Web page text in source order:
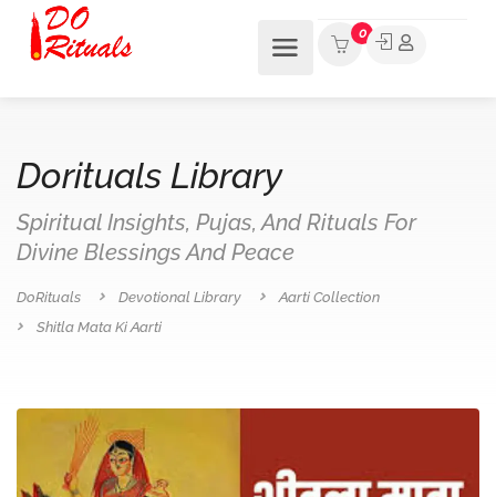
0
Dorituals Library
Spiritual Insights, Pujas, And Rituals For
Divine Blessings And Peace
DoRituals Devotional Library
Aarti Collection
Shitla Mata Ki Aarti